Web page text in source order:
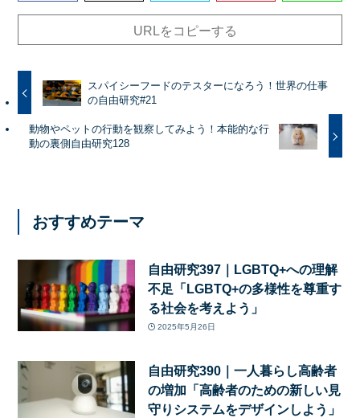
URLをコピーする
スパイシーフードのテスターになろう！世界の仕事
の自由研究#21
動物やペットの行動を観察してみよう！本能的な行
動の裏側自由研究128
おすすめテーマ
自由研究397｜LGBTQ+への理解
不足「LGBTQ+の多様性を尊重す
る社会を考えよう」
2025年5月26日
自由研究390｜一人暮らし高齢者
の増加「高齢者のための新しい見
守りシステムをデザインしよう」